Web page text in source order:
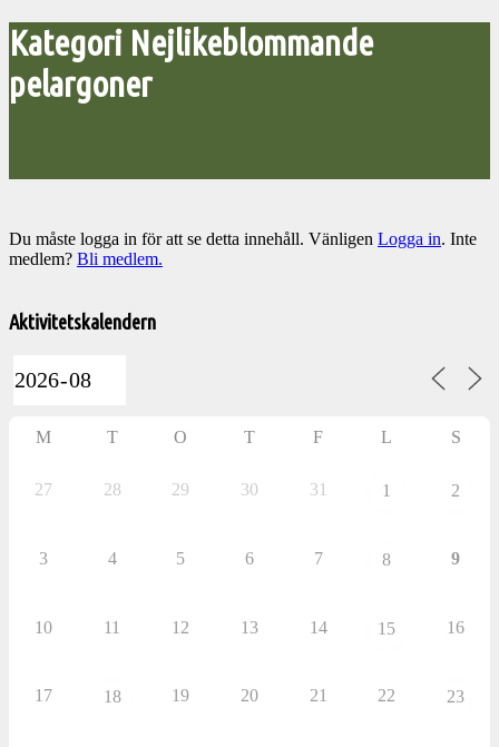
Kategori Nejlikeblommande
pelargoner
Du måste logga in för att se detta innehåll. Vänligen Logga in. Inte
medlem? Bli medlem.
till
aktiviteter
Aktivitetskalendern
M T O T F L S
27 28 29 30 31 1 2
3 4 5 6 7 8 9
10 11 12 13 14 15 16
17 18 19 20 21 22 23